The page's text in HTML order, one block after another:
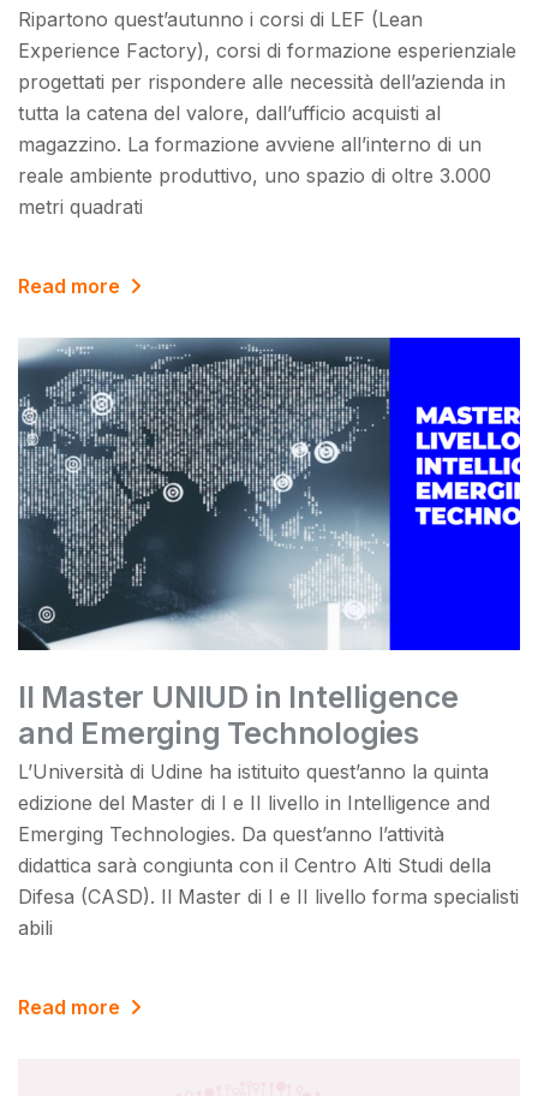
Ripartono quest’autunno i corsi di LEF (Lean
Experience Factory), corsi di formazione esperienziale
progettati per rispondere alle necessità dell’azienda in
tutta la catena del valore, dall’ufficio acquisti al
magazzino. La formazione avviene all’interno di un
reale ambiente produttivo, uno spazio di oltre 3.000
metri quadrati
Read more
Il Master UNIUD in Intelligence
and Emerging Technologies
L’Università di Udine ha istituito quest’anno la quinta
edizione del Master di I e II livello in Intelligence and
Emerging Technologies. Da quest’anno l’attività
didattica sarà congiunta con il Centro Alti Studi della
Difesa (CASD). Il Master di I e II livello forma specialisti
abili
Read more